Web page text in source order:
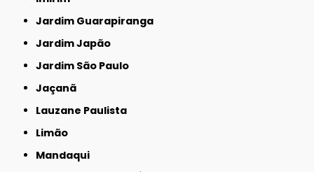
Jardim Guarapiranga
Jardim Japão
Jardim São Paulo
Jaçanã
Lauzane Paulista
Limão
Mandaqui